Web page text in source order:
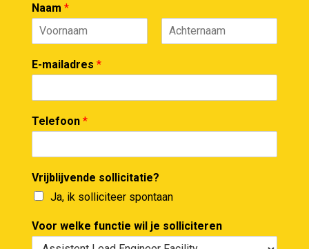
Naam *
i
rE-mailadres *
Telefoon *
Vrijblijvende sollicitatie?
Ja, ik solliciteer spontaan
Voor welke functie wil je solliciteren